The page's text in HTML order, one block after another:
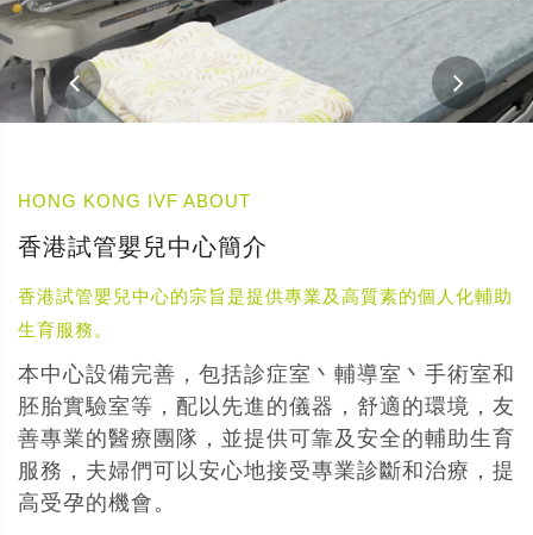
HONG KONG IVF ABOUT
香港試管嬰兒中心簡介
香港試管嬰兒中心的宗旨是提供專業及高質素的個人化輔助
生育服務。
本中心設備完善，包括診症室丶輔導室丶手術室和
胚胎實驗室等，配以先進的儀器，舒適的環境，友
善專業的醫療團隊，並提供可靠及安全的輔助生育
服務，夫婦們可以安心地接受專業診斷和治療，提
高受孕的機會。